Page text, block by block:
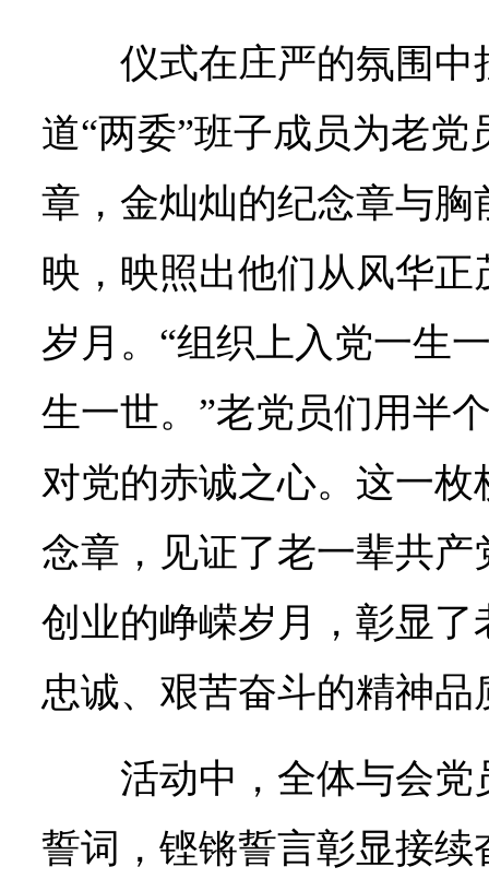
仪式在庄严的氛围
道“两委”班子成员为老
章，金灿灿的纪念章与
映，映照出他们从风华
岁月。“组织上入党一生
生一世。”老党员们用半
对党的赤诚之心。这一枚
念章，见证了老一辈共
创业的峥嵘岁月，彰显
忠诚、艰苦奋斗的精神品
活动中，全体与会
誓词，铿锵誓言彰显接